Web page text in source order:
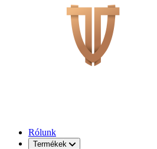
Rólunk
Termékek